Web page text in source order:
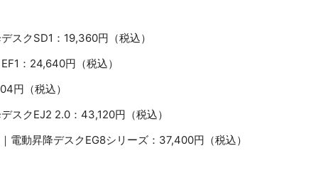
クSD1：19,360円（税込）
：24,640円（税込）
円（税込）
スクEJ2 2.0：43,120円（税込）
動昇降デスクEG8シリーズ：37,400円（税込）